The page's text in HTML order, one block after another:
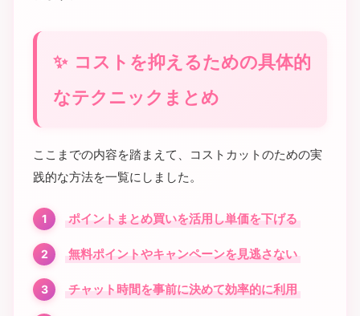
コストを抑えるための具体的
なテクニックまとめ
ここまでの内容を踏まえて、コストカットのための実
践的な方法を一覧にしました。
ポイントまとめ買いを活用し単価を下げる
無料ポイントやキャンペーンを見逃さない
チャット時間を事前に決めて効率的に利用